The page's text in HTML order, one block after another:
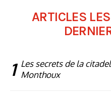
ARTICLES
1 Les secrets de la
Monthoux